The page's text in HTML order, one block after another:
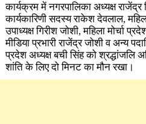
कार्यक्रम में नगरपालिका अध्यक्ष
कार्यकारिणी सदस्य राकेश देवलाल,
उपाध्यक्ष गिरीश जोशी, महिला मोर्चा
मीडिया प्रभारी राजेंद्र जोशी व अन्य
प्रदेश अध्यक्ष बची सिंह को श्रद्धांजलि
शांति के लिए दो मिनट का मौन रखा।